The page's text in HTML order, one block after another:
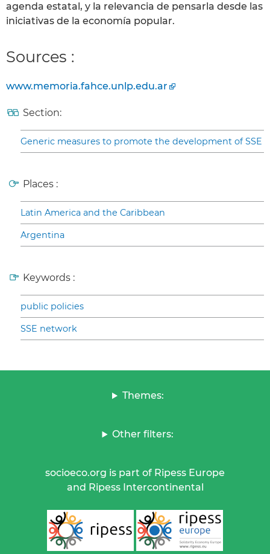
agenda estatal, y la relevancia de pensarla desde las
iniciativas de la economía popular.
Sources :
www.memoria.fahce.unlp.edu.ar
Section:
Generic measures to promote the development of SSE
Places :
Latin America and the Caribbean
Argentina
Keywords :
public policies
SSE network
Themes:
Other filters:
socioeco.org is part of Ripess Europe
and Ripess Intercontinental